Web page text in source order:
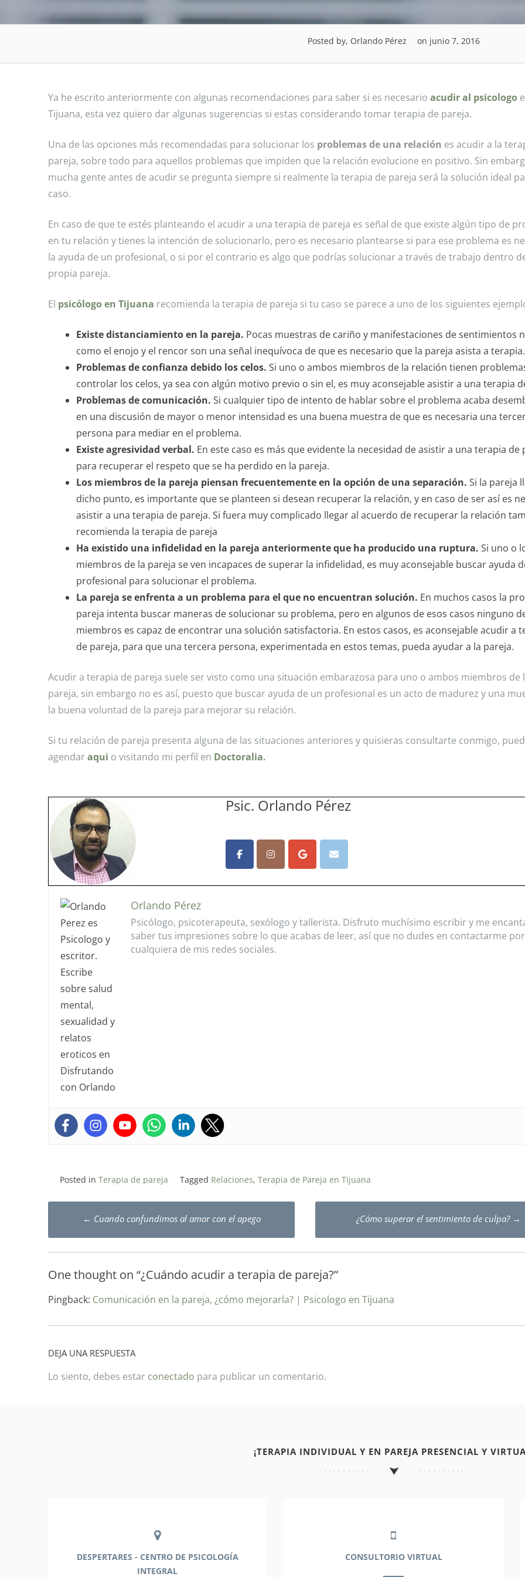
Posted by, Orlando Pérez on junio 7, 2016
Ya he escrito anteriormente con algunas recomendaciones para saber si es necesario acudir al psicologo
Tijuana, esta vez quiero dar algunas sugerencias si estas considerando tomar terapia de pareja.
Una de las opciones más recomendadas para solucionar los problemas de una relación es acudir a la
pareja, sobre todo para aquellos problemas que impiden que la relación evolucione en positivo. Sin
mucha gente antes de acudir se pregunta siempre si realmente la terapia de pareja será la solución ideal
caso.
En caso de que te estés planteando el acudir a una terapia de pareja es señal de que existe algún tipo de
en tu relación y tienes la intención de solucionarlo, pero es necesario plantearse si para ese problema es
la ayuda de un profesional, o si por el contrario es algo que podrías solucionar a través de trabajo dentro
propia pareja.
El psicólogo en Tijuana recomienda la terapia de pareja si tu caso se parece a uno de los siguientes
Existe distanciamiento en la pareja. Pocas muestras de cariño y manifestaciones de sentimientos
como el enojo y el rencor son una señal inequívoca de que es necesario que la pareja asista a terapia.
Problemas de confianza debido los celos. Si uno o ambos miembros de la relación tienen
controlar los celos, ya sea con algún motivo previo o sin el, es muy aconsejable asistir a una terapia
Problemas de comunicación. Si cualquier tipo de intento de hablar sobre el problema acaba
en una discusión de mayor o menor intensidad es una buena muestra de que es necesaria una
persona para mediar en el problema.
Existe agresividad verbal. En este caso es más que evidente la necesidad de asistir a una terapia de
para recuperar el respeto que se ha perdido en la pareja.
Los miembros de la pareja piensan frecuentemente en la opción de una separación. Si la pareja
dicho punto, es importante que se planteen si desean recuperar la relación, y en caso de ser así es
asistir a una terapia de pareja. Si fuera muy complicado llegar al acuerdo de recuperar la relación
recomienda la terapia de pareja
Ha existido una infidelidad en la pareja anteriormente que ha producido una ruptura. Si uno o
miembros de la pareja se ven incapaces de superar la infidelidad, es muy aconsejable buscar ayuda
profesional para solucionar el problema.
La pareja se enfrenta a un problema para el que no encuentran solución. En muchos casos la
pareja intenta buscar maneras de solucionar su problema, pero en algunos de esos casos ninguno
miembros es capaz de encontrar una solución satisfactoria. En estos casos, es aconsejable acudir a
de pareja, para que una tercera persona, experimentada en estos temas, pueda ayudar a la pareja.
Acudir a terapia de pareja suele ser visto como una situación embarazosa para uno o ambos miembros de
pareja, sin embargo no es así, puesto que buscar ayuda de un profesional es un acto de madurez y una
la buena voluntad de la pareja para mejorar su relación.
Si tu relación de pareja presenta alguna de las situaciones anteriores y quisieras consultarte conmigo,
agendaraqui o visitando mi perfil en Doctoralia.
Psic. Orlando Pérez
Orlando Pérez
Psicólogo, psicoterapeuta, sexólogo y tallerista. Disfruto muchísimo escribir y me
saber tus impresiones sobre lo que acabas de leer, así que no dudes en contactarme por
cualquiera de mis redes sociales.
Posted in Terapia de pareja Tagged Relaciones, Terapia de Pareja en Tijuana
Post
navigation
← Cuando confundimos al amor con el apego ¿Cómo superar el sentimiento de culpa? →
One thought on “¿Cuándo acudir a terapia de pareja?”
Pingback: Comunicación en la pareja, ¿cómo mejorarla? | Psicologo en Tijuana
DEJA UNA RESPUESTA
Lo siento, debes estar conectado para publicar un comentario.
¡TERAPIA INDIVIDUAL Y EN PAREJA PRESENCIAL Y
DESPERTARES - CENTRO DE PSICOLOGÍA
INTEGRAL
CONSULTORIO VIRTUAL